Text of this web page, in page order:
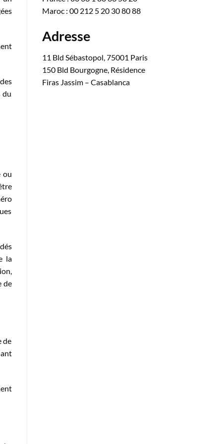
du
ou
la
de
de
Maroc : 00 212 5 20 30 80 88
Adresse
11 Bld Sébastopol, 75001 Paris
150 Bld Bourgogne, Résidence
Firas Jassim – Casablanca